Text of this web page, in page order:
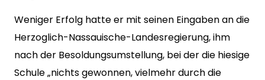
Weniger Erfolg hatte er mit seinen Eingaben an die
Herzoglich-Nassauische-Landesregierung, ihm
nach der Besoldungsumstellung, bei der die hiesige
Schule „nichts gewonnen, vielmehr durch die